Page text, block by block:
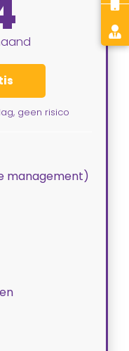
geen risico
management)